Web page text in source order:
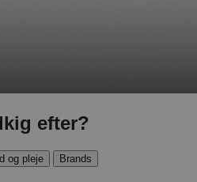
efter?
og pleje Brands